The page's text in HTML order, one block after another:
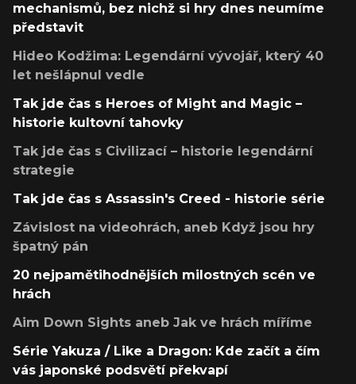
mechanismů, bez nichž si hry dnes neumíme
představit
Hideo Kodžima: Legendární vývojář, který 40
let nešlápnul vedle
Tak jde čas s Heroes of Might and Magic –
historie kultovní tahovky
Tak jde čas s Civilizací – historie legendární
strategie
Tak jde čas s Assassin's Creed - historie série
Závislost na videohrách, aneb Když jsou hry
špatný pán
20 nejpamětihodnějších milostných scén ve
hrách
Aim Down Sights aneb Jak ve hrách míříme
Série Yakuza / Like a Dragon: Kde začít a čím
vás japonské podsvětí překvapí